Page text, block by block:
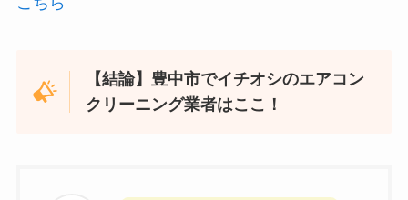
【結論】豊中市でイチオシのエアコン
クリーニング業者はここ！